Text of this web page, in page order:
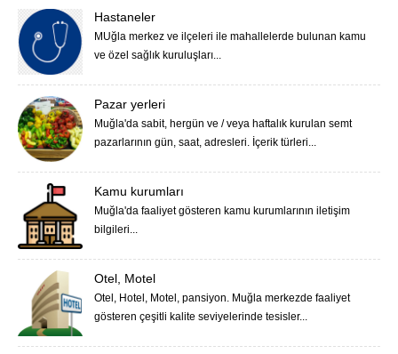
Hastaneler
MUğla merkez ve ilçeleri ile mahallelerde bulunan kamu
ve özel sağlık kuruluşları...
Pazar yerleri
Muğla'da sabit, hergün ve / veya haftalık kurulan semt
pazarlarının gün, saat, adresleri. İçerik türleri...
Kamu kurumları
Muğla'da faaliyet gösteren kamu kurumlarının iletişim
bilgileri...
Otel, Motel
Otel, Hotel, Motel, pansiyon. Muğla merkezde faaliyet
gösteren çeşitli kalite seviyelerinde tesisler...